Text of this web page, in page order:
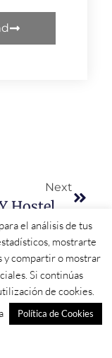
Next
el análisis de tus
mostrarte
y compartir o mostrar
Si continúas
de cookies.
Política de Cookies